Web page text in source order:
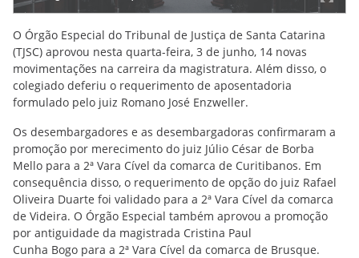
O Órgão Especial do Tribunal de Justiça de Santa Catarina
(TJSC) aprovou nesta quarta-feira, 3 de junho, 14 novas
movimentações na carreira da magistratura. Além disso, o
colegiado deferiu o requerimento de aposentadoria
formulado pelo juiz Romano José Enzweller.
Os desembargadores e as desembargadoras confirmaram a
promoção por merecimento do juiz Júlio César de Borba
Mello para a 2ª Vara Cível da comarca de Curitibanos. Em
consequência disso, o requerimento de opção do juiz Rafael
Oliveira Duarte foi validado para a 2ª Vara Cível da comarca
de Videira. O Órgão Especial também aprovou a promoção
por antiguidade da magistrada Cristina Paul
Cunha Bogo para a 2ª Vara Cível da comarca de Brusque.